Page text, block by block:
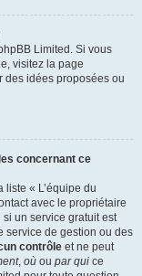
Limited. Si vous
visitez la page
des idées proposées ou
concernant ce
liste « L’équipe du
avec le propriétaire
si un service gratuit est
service de gestion ou des
contrôle et ne peut
, où ou par qui ce